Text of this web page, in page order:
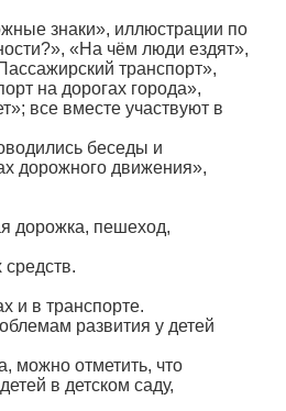
знаки», иллюстрации по
«На чём люди ездят»,
транспорт»,
на дорогах города»,
все вместе участвуют в
беседы и
дорожного движения»,
дорожка, пешеход,
и в транспорте.
развития у детей
можно отметить, что
в детском саду,